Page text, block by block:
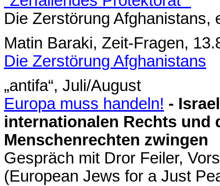
Die Zerstörung Afghanistans,
Matin Baraki, Zeit-Fragen,
Die Zerstörung Afghanistans
„antifa“, Juli/August
Europa muss handeln! -
internationalen Rechts und
Menschenrechten zwingen
Gespräch mit Dror Feiler,
(European Jews for a Just